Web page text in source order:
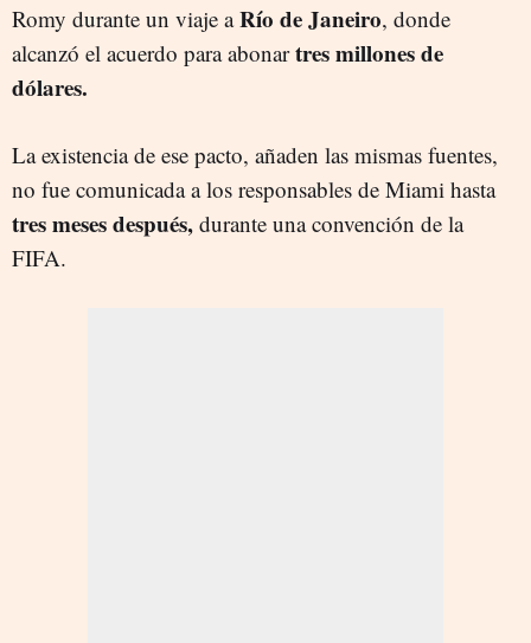
Romy durante un viaje aRío de Janeiro, donde
alcanzó el acuerdo para abonartres millones de
dólares.
La existencia de ese pacto, añaden las mismas fuentes,
no fue comunicada a los responsables de Miami hasta
tres meses después, durante una convención de la
FIFA.